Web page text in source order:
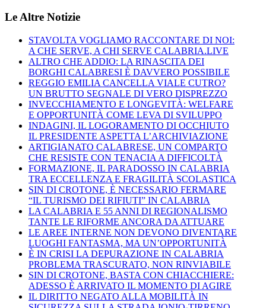
Le Altre Notizie
STAVOLTA VOGLIAMO RACCONTARE DI NOI:
A CHE SERVE, A CHI SERVE CALABRIA.LIVE
ALTRO CHE ADDIO: LA RINASCITA DEI
BORGHI CALABRESI È DAVVERO POSSIBILE
REGGIO EMILIA CANCELLA VIALE CUTRO?
UN BRUTTO SEGNALE DI VERO DISPREZZO
INVECCHIAMENTO E LONGEVITÀ: WELFARE
E OPPORTUNITÀ COME LEVA DI SVILUPPO
INDAGINI, IL LOGORAMENTO DI OCCHIUTO
IL PRESIDENTE ASPETTA L’ARCHIVIAZIONE
ARTIGIANATO CALABRESE, UN COMPARTO
CHE RESISTE CON TENACIA A DIFFICOLTÀ
FORMAZIONE, IL PARADOSSO IN CALABRIA
TRA ECCELLENZA E FRAGILITÀ SCOLASTICA
SIN DI CROTONE, È NECESSARIO FERMARE
“IL TURISMO DEI RIFIUTI” IN CALABRIA
LA CALABRIA E 55 ANNI DI REGIONALISMO
TANTE LE RIFORME ANCORA DA ATTUARE
LE AREE INTERNE NON DEVONO DIVENTARE
LUOGHI FANTASMA, MA UN’OPPORTUNITÀ
È IN CRISI LA DEPURAZIONE IN CALABRIA
PROBLEMA TRASCURATO, NON RINVIABILE
SIN DI CROTONE, BASTA CON CHIACCHIERE:
ADESSO È ARRIVATO IL MOMENTO DI AGIRE
IL DIRITTO NEGATO ALLA MOBILITÀ IN